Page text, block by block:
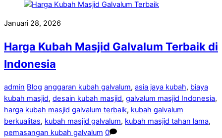
Januari 28, 2026
Harga Kubah Masjid Galvalum Terbaik di
Indonesia
admin Blog anggaran kubah galvalum, asia jaya kubah, biaya
kubah masjid, desain kubah masjid, galvalum masjid Indonesia,
harga kubah masjid galvalum terbaik, kubah galvalum
berkualitas, kubah masjid galvalum, kubah masjid tahan lama,
pemasangan kubah galvalum 0